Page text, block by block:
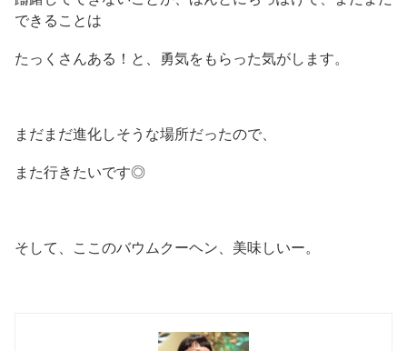
できることは
たっくさんある！と、勇気をもらった気がします。
まだまだ進化しそうな場所だったので、
また行きたいです◎
そして、ここのバウムクーヘン、美味しいー。